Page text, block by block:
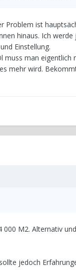
Problem ist
hinaus. Ich
Einstellung.
muss man eigentlich
mehr wird.
000 M2. Alternativ
jedoch